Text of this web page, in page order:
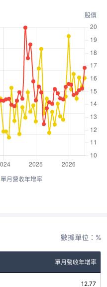
單月營收年增率
數據單位：%
單月營收年增率
12.77